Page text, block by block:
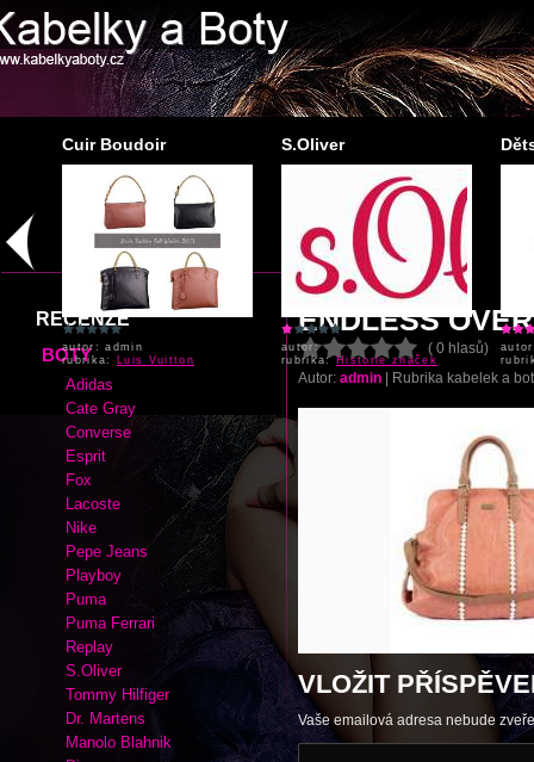
Cuir Boudoir
autor: admin
rubrika: Luis Vuitton
S.Oliver
autor:
rubrika:Historie značek
ENDLESS
( 0 hlasů)
Rubrika kabelek a
RECENZE
BOTY
Adidas
Cate Gray
Converse
Esprit
Fox
Lacoste
Nike
Pepe Jeans
Playboy